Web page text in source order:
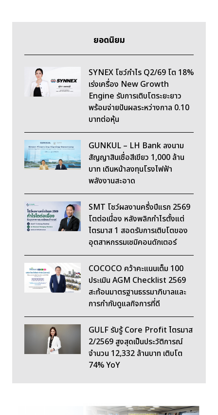
ยอดนิยม
SYNEX โชว์กำไร Q2/69 โต 18%
เร่งเครื่อง New Growth
Engine รับการเติบโตระยะยาว
พร้อมจ่ายปันผลระหว่างกาล 0.10
บาทต่อหุ้น
GUNKUL – LH Bank ลงนาม
สัญญาสินเชื่อสีเขียว 1,000 ล้าน
บาท เดินหน้าลงทุนโรงไฟฟ้า
พลังงานสะอาด
SMT โชว์ผลงานครึ่งปีแรก 2569
โตต่อเนื่อง หลังพลิกกำไรตั้งแต่
ไตรมาส 1 สอดรับการเติบโตของ
อุตสาหกรรมเซมิคอนดักเตอร์
COCOCO คว้าคะแนนเต็ม 100
ประเมิน AGM Checklist 2569
สะท้อนมาตรฐานธรรมาภิบาลและ
การกำกับดูแลกิจการที่ดี
GULF รับรู้ Core Profit ไตรมาส
2/2569 สูงสุดเป็นประวัติการณ์
จำนวน 12,332 ล้านบาท เติบโต
74% YoY